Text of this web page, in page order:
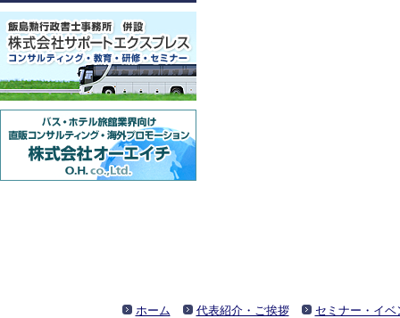
ホーム 代表紹介・ご挨拶 セミナー・イベ